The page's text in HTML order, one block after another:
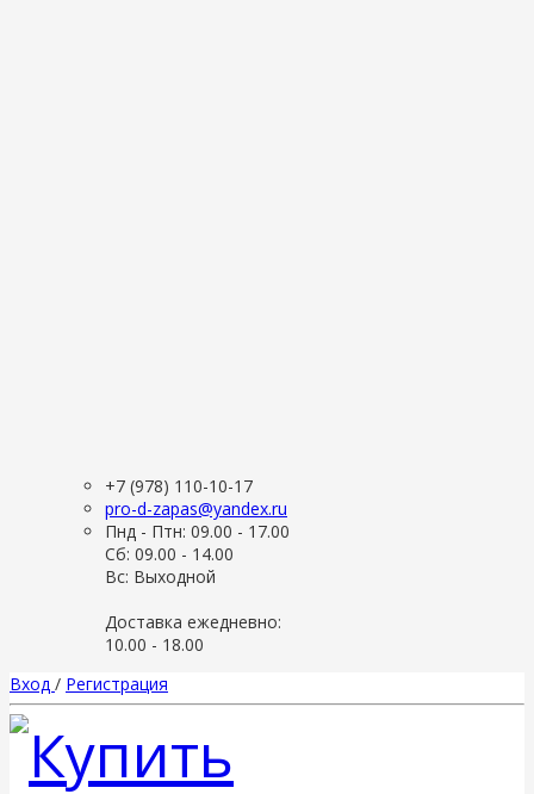
+7 (978) 110-10-17
pro-d-zapas@yandex.ru
Пнд - Птн: 09.00 - 17.00
Сб: 09.00 - 14.00
Вс: Выходной
Доставка ежедневно:
10.00 - 18.00
Вход / Регистрация